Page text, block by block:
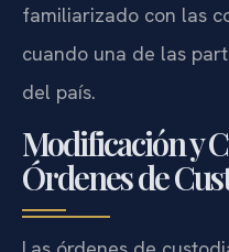
familiarizado con las
cuando una de las
del país.
Modificación y
Órdenes de